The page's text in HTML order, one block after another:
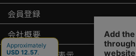
会員登録
会社概要